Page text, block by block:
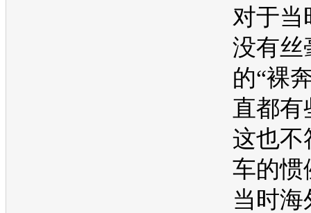
对于当
没有丝
的“裸
直都有
这也不
车的惯
当时海